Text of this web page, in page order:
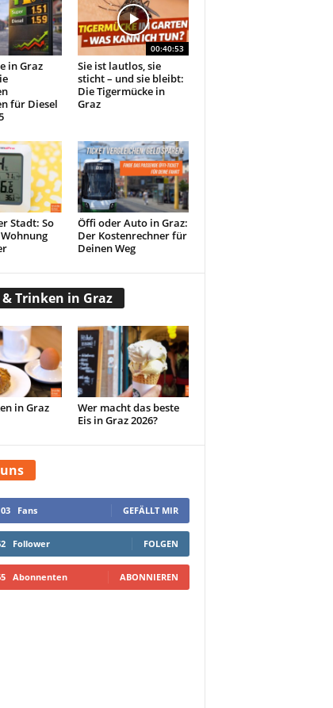
in Graz
für Diesel
00:40:53
Sie ist lautlos, sie
sticht – und sie bleibt:
Die Tigermücke in
Graz
Stadt: So
Öffi oder Auto in Graz:
Der Kostenrechner für
Deinen Weg
& Trinken in Graz
in Graz
Wer macht das beste
Eis in Graz 2026?
Fans GEFÄLLT MIR
Follower FOLGEN
Abonnenten ABONNIEREN